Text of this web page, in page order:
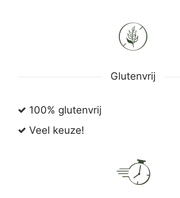
Glutenvrij
100% glutenvrij
Veel keuze!